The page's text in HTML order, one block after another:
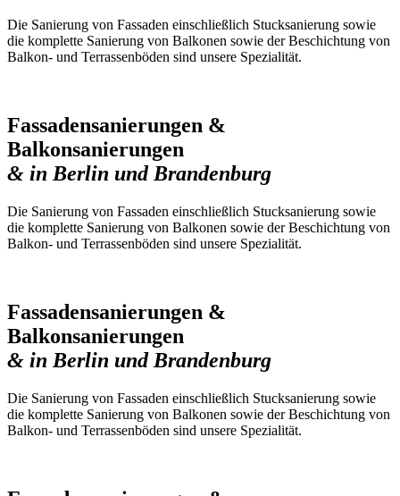
Die Sanierung von Fassaden einschließlich Stucksanierung sowie
die komplette Sanierung von Balkonen sowie der Beschichtung von
Balkon- und Terrassenböden sind unsere Spezialität.
Fassadensanierungen &
Balkonsanierungen
& in Berlin und Brandenburg
Die Sanierung von Fassaden einschließlich Stucksanierung sowie
die komplette Sanierung von Balkonen sowie der Beschichtung von
Balkon- und Terrassenböden sind unsere Spezialität.
Fassadensanierungen &
Balkonsanierungen
& in Berlin und Brandenburg
Die Sanierung von Fassaden einschließlich Stucksanierung sowie
die komplette Sanierung von Balkonen sowie der Beschichtung von
Balkon- und Terrassenböden sind unsere Spezialität.